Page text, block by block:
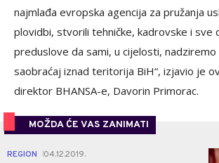
najmlađa evropska agencija za pružanja
plovidbi, stvorili tehničke, kadrovske i sve
preduslove da sami, u cijelosti, nadziremo
saobraćaj iznad teritorija BiH“, izjavio je
direktor BHANSA-e, Davorin Primorac.
MOŽDA ĆE VAS ZANIMATI
REGION 04.12.2019.